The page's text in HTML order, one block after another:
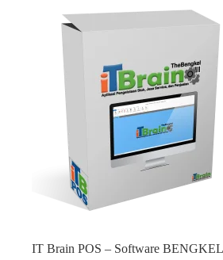
IT Brain POS – Software